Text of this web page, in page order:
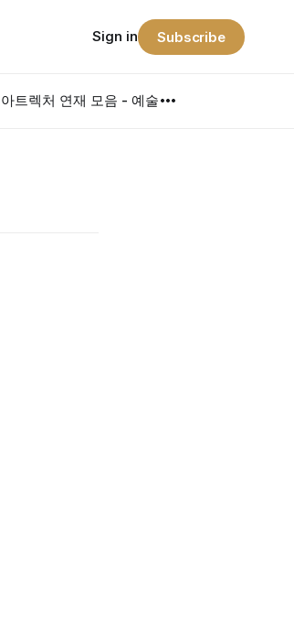
아트렉처 연재 모음 - 예술
Sign in Subscribe